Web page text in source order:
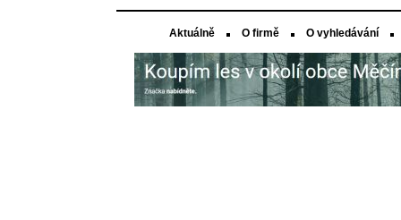
Aktuálně O firmě O vyhledávání